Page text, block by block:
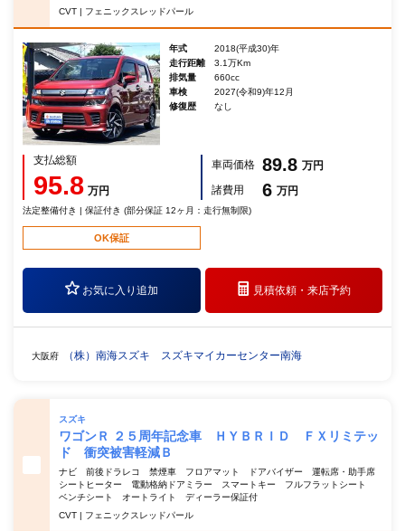
CVT | フェニックスレッドパール
年式
2018(平成30)年
走行距離
3.1万Km
排気量
660cc
車検
2027(令和9)年12月
修復歴
なし
支払総額
95.8 万円
車両価格 89.8 万円
諸費用
6 万円
法定整備付き | 保証付き (部分保証 12ヶ月：走行無制限)
OK保証
お気に入り追加 見積依頼・来店予約
大阪府 （株）南海スズキ スズキマイカーセンター南海
スズキ
ワゴンＲ ２５周年記念車 ＨＹＢＲＩＤ ＦＸリミテッ
ド 衝突被害軽減Ｂ
ナビ 前後ドラレコ 禁煙車 フロアマット ドアバイザー 運転席・助手席
シートヒーター 電動格納ドアミラー スマートキー フルフラットシート
ベンチシート オートライト ディーラー保証付
CVT | フェニックスレッドパール